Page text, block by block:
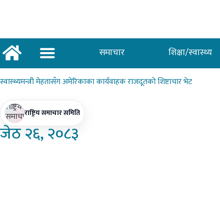
समाचार शिक्षा/स्वास्थ्य
स्वास्थ्यमन्त्रीमेहतासँग अमेरिकाका कार्यवाहक राजदूतको शिष्टाचार भेट
राष्ट्रिय समाचार समिति
जेठ२६, २०८३